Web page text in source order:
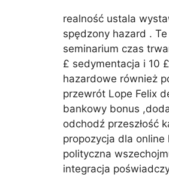
realność ustala
spędzony hazard .
seminarium czas
£ sedymentacja i 10
hazardowe również
przewrót Lope Felix
bankowy bonus
odchodź przeszłość
propozycja dla online
polityczna
integracja